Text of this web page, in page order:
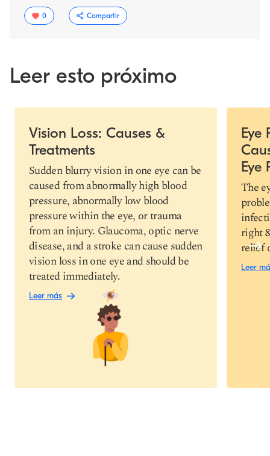
0 Compartir
Copiar link
Leer esto próximo
Slide 1 of 5
Vision Loss: Causes &
Treatments
Sudden blurry vision in one eye can be
caused from abnormally high blood
pressure, abnormally low blood
pressure within the eye, or trauma
from an injury. Glaucoma, optic nerve
disease, and a stroke can cause sudden
vision loss in one eye and should be
treated immediately.
Leer más
Eye
Eye
The
right
relief
Leer